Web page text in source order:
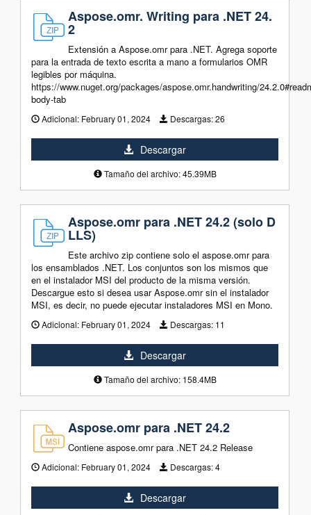
Aspose.omr. Writing para .NET 24.
2
Extensión a Aspose.omr para .NET. Agrega soporte
para la entrada de texto escrita a mano a formularios OMR
legibles por máquina.
https://www.nuget.org/packages/aspose.omr.handwriting/
body-tab
Adicional: February 01, 2024 Descargas:26
Descargar
Tamaño del archivo: 45.39MB
Aspose.omr para .NET 24.2 (solo D
LLS)
Este archivo zip contiene solo el aspose.omr para
los ensamblados .NET. Los conjuntos son los mismos que
en el instalador MSI del producto de la misma versión.
Descargue esto si desea usar Aspose.omr sin el instalador
MSI, es decir, no puede ejecutar instaladores MSI en Mono.
Adicional: February 01, 2024 Descargas: 11
Descargar
Tamaño del archivo: 158.4MB
Aspose.omr para .NET 24.2
Contiene aspose.omr para .NET 24.2 Release
Adicional: February 01, 2024 Descargas:4
Descargar